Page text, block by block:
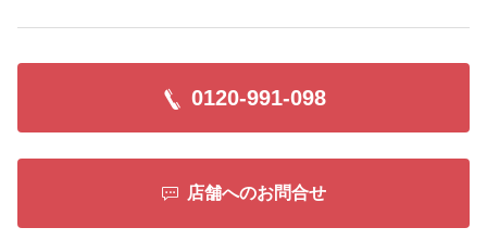
0120-991-098
店舗へのお問合せ